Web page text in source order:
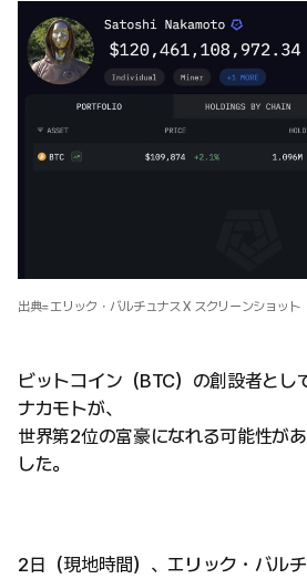
出典=エリック・バルチュナス X スクリーンショット
ビットコイン（BTC）の創設者とし
ナカモトが、
世界第2位の富豪になれる可能性が
した。
2日（現地時間）、エリック・バル